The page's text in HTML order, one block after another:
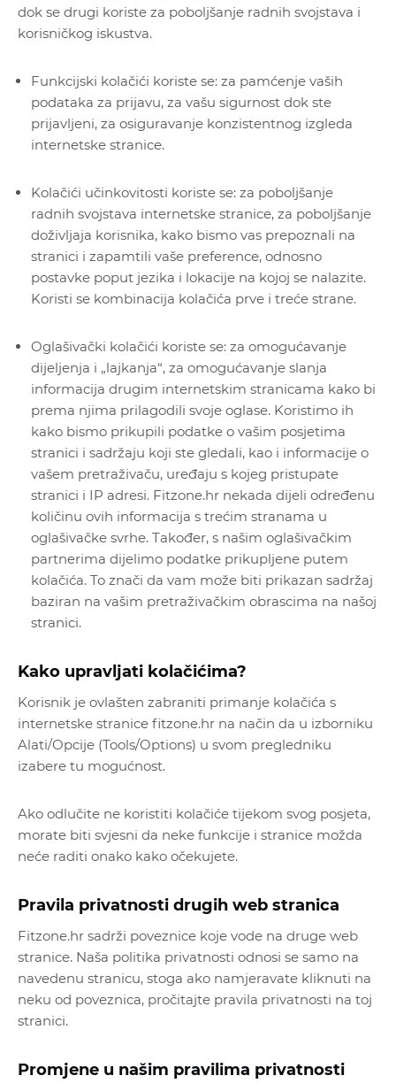
dok se drugi koriste za poboljšanje radnih svojstava i
korisničkog iskustva.
Funkcijski kolačići koriste se: za pamćenje vaših
podataka za prijavu, za vašu sigurnost dok ste
prijavljeni, za osiguravanje konzistentnog izgleda
internetske stranice.
Kolačići učinkovitosti koriste se: za poboljšanje
radnih svojstava internetske stranice, za poboljšanje
doživljaja korisnika, kako bismo vas prepoznali na
stranici i zapamtili vaše preference, odnosno
postavke poput jezika i lokacije na kojoj se nalazite.
Koristi se kombinacija kolačića prve i treće strane.
Oglašivački kolačići koriste se: za omogućavanje
dijeljenja i „lajkanja“, za omogućavanje slanja
informacija drugim internetskim stranicama kako bi
prema njima prilagodili svoje oglase. Koristimo ih
kako bismo prikupili podatke o vašim posjetima
stranici i sadržaju koji ste gledali, kao i informacije o
vašem pretraživaču, uređaju s kojeg pristupate
stranici i IP adresi. Fitzone.hr nekada dijeli određenu
količinu ovih informacija s trećim stranama u
oglašivačke svrhe. Također, s našim oglašivačkim
partnerima dijelimo podatke prikupljene putem
kolačića. To znači da vam može biti prikazan sadržaj
baziran na vašim pretraživačkim obrascima na našoj
stranici.
Kako upravljati kolačićima?
Korisnik je ovlašten zabraniti primanje kolačića s
internetske stranice fitzone.hr na način da u izborniku
Alati/Opcije (Tools/Options) u svom pregledniku
izabere tu mogućnost.
Ako odlučite ne koristiti kolačiće tijekom svog posjeta,
morate biti svjesni da neke funkcije i stranice možda
neće raditi onako kako očekujete.
Pravila privatnosti drugih web stranica
Fitzone.hr sadrži poveznice koje vode na druge web
stranice. Naša politika privatnosti odnosi se samo na
navedenu stranicu, stoga ako namjeravate kliknuti na
neku od poveznica, pročitajte pravila privatnosti na toj
stranici.
Promjene u našim pravilima privatnosti